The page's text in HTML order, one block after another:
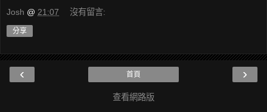
Josh @ 21:07 沒有留言:
分享
‹ ›
首頁
查看網路版